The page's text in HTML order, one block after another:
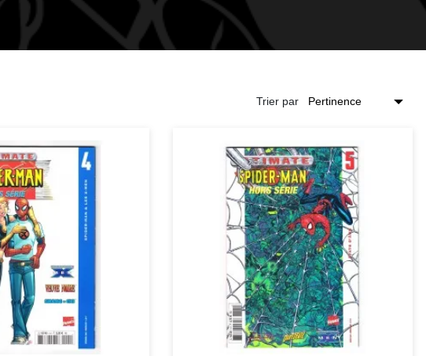
Trier par